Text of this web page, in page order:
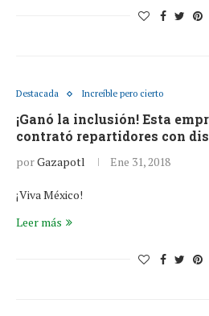
Destacada Increíble pero cierto
¡Ganó la inclusión! Esta
contrató repartidores con
porGazapotl Ene 31, 2018
¡Viva México!
Leer más